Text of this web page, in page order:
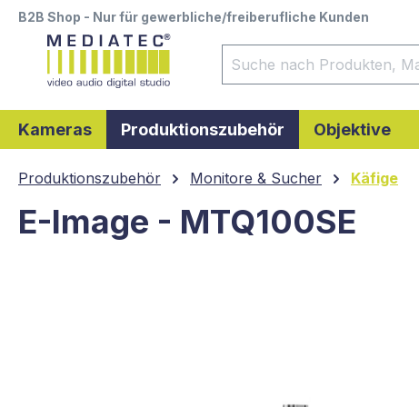
Zur Hauptnavigation springen
B2B Shop - Nur für gewerbliche/freiberufliche Kunden
Kameras Produktionszubehör Objektive
Produktionszubehör Monitore & Sucher Käfige
E-Image - MTQ100SE